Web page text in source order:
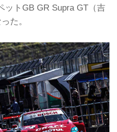
ットGB GR Supra GT（吉
た。